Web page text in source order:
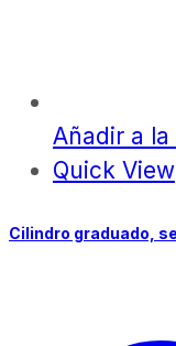
Añadir a
Quick View
Cilindro graduado,